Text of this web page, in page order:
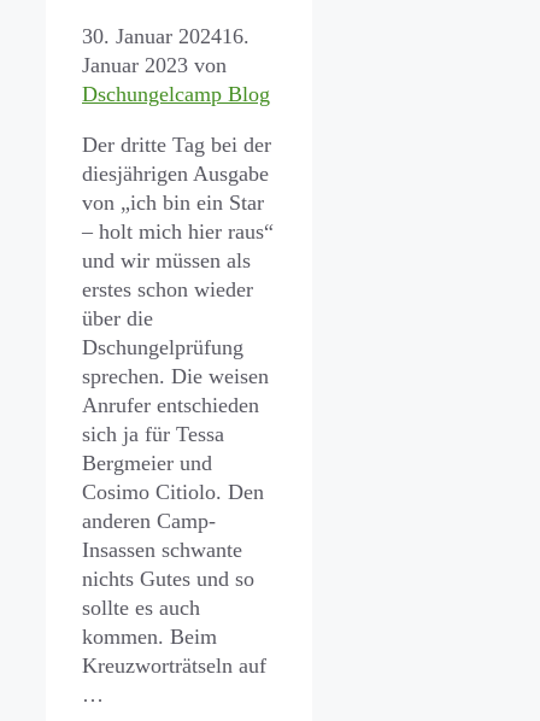
30. Januar 202416.
Januar 2023 von
Dschungelcamp Blog
Der dritte Tag bei der
diesjährigen Ausgabe
von „ich bin ein Star
– holt mich hier raus“
und wir müssen als
erstes schon wieder
über die
Dschungelprüfung
sprechen. Die weisen
Anrufer entschieden
sich ja für Tessa
Bergmeier und
Cosimo Citiolo. Den
anderen Camp-
Insassen schwante
nichts Gutes und so
sollte es auch
kommen. Beim
Kreuzworträtseln auf
…